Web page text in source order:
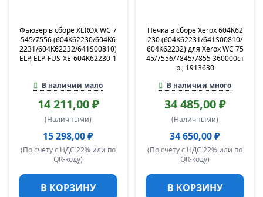
Фьюзер в сборе XEROX WC 7
545/7556 (604K62230/604K6
2231/604K62232/641S00810)
ELP, ELP-FUS-XE-604K62230-1
В наличии мало
14 211,00 ₽
(Наличными)
15 298,00 ₽
(По счету с НДС 22% или по
QR-коду)
В КОРЗИНУ
Печка в сборе Xerox 604K62
230 (604K62231/641S00810/
604K62232) для Xerox WC 75
45/7556/7845/7855 360000ст
р., 1913630
В наличии много
34 485,00 ₽
(Наличными)
34 650,00 ₽
(По счету с НДС 22% или по
QR-коду)
В КОРЗИНУ